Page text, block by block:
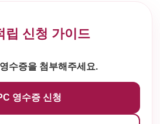
립 신청 가이드
수증을 첨부해주세요.
영수증 신청